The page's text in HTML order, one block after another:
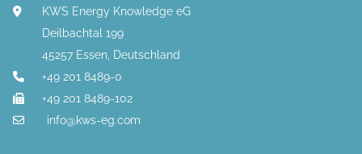
KWS Energy Knowledge eG
Deilbachtal 199
45257 Essen, Deutschland
+49 201 8489-0
+49 201 8489-102
info@kws-eg.com